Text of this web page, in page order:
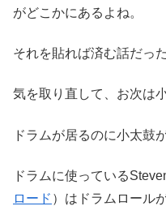
がどこかにあるよね。
それを貼れば済む話だった
気を取り直して、お次は小
ドラムが居るのに小太鼓
ドラムに使っている
ロード ）はドラムロール